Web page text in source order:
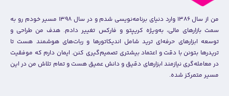
من از سال ۱۳۸۶ وارد دنیای برنامه‌نویسی شدم و در سال ۱۳۹۸ مسیر خودم رو به
سمت بازارهای مالی، به‌ویژه کریپتو و فارکس تغییر دادم. هدف من طراحی و
توسعه ابزارهای حرفه‌ای ترید شامل اندیکاتورها و ربات‌های هوشمند هست تا
تریدرها بتونن با دقت و اعتماد بیشتری تصمیم‌گیری کنن. ایمان دارم که موفقیت
در معامله‌گری نیازمند ابزارهای دقیق و دانش عمیق هست و تمام تلاش من در این
مسیر متمرکز شده.